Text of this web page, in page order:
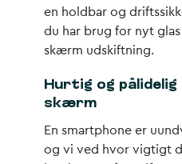
en holdbar og
du har brug for nyt
skærm udskiftning.
Hurtig og
skærm
En smartphone er
og vi ved hvor vigtigt